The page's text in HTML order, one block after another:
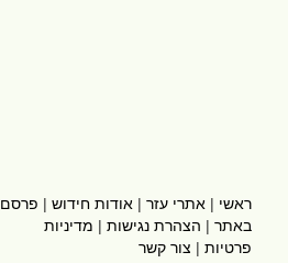
ראשי | אתרי עזר | אודות חידוש | פרסם
באתר | הצהרת נגישות | מדיניות
פרטיות | צור קשר